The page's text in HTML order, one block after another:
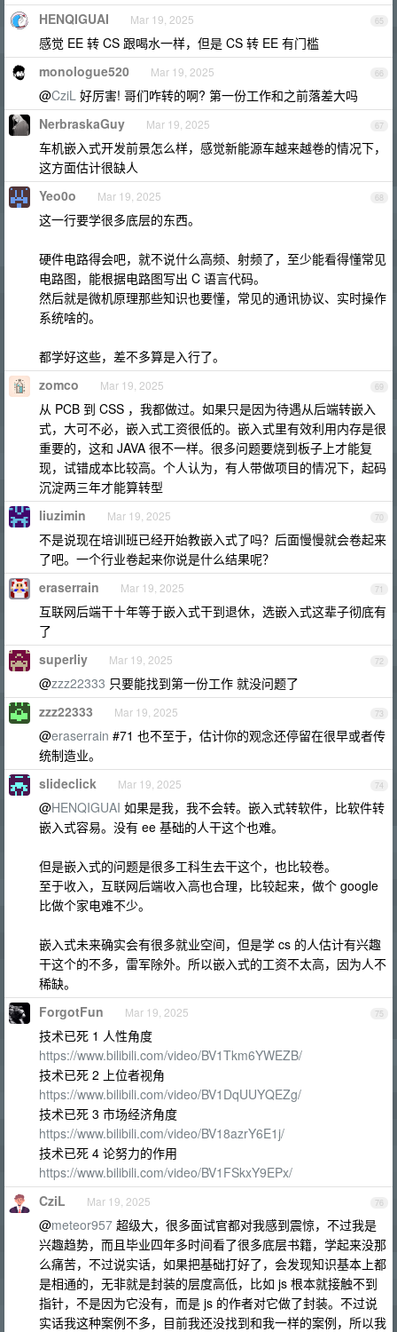
65
HENQIGUAI Mar 19, 2025
感觉 EE 转 CS 跟喝水一样，但是 CS 转 EE 有门槛
66
monologue520 Mar 19, 2025
@CziL 好厉害! 哥们咋转的啊? 第一份工作和之前落差大吗
67
NerbraskaGuy Mar 19, 2025
车机嵌入式开发前景怎么样，感觉新能源车越来越卷的情况下，
这方面估计很缺人
68
Yeo0o Mar 19, 2025
这一行要学很多底层的东西。
硬件电路得会吧，就不说什么高频、射频了，至少能看得懂常见
电路图，能根据电路图写出 C 语言代码。
然后就是微机原理那些知识也要懂，常见的通讯协议、实时操作
系统啥的。
都学好这些，差不多算是入行了。
69
zomco Mar 19, 2025
从 PCB 到 CSS ，我都做过。如果只是因为待遇从后端转嵌入
式，大可不必，嵌入式工资很低的。嵌入式里有效利用内存是很
重要的，这和 JAVA 很不一样。很多问题要烧到板子上才能复
现，试错成本比较高。个人认为，有人带做项目的情况下，起码
沉淀两三年才能算转型
70
liuzimin Mar 19, 2025
不是说现在培训班已经开始教嵌入式了吗？后面慢慢就会卷起来
了吧。一个行业卷起来你说是什么结果呢？
71
eraserrain Mar 19, 2025
互联网后端干十年等于嵌入式干到退休，选嵌入式这辈子彻底有
了
72
superliy Mar 19, 2025
@zzz22333 只要能找到第一份工作 就没问题了
73
zzz22333 Mar 19, 2025
@eraserrain #71 也不至于，估计你的观念还停留在很早或者传
统制造业。
74
slideclick Mar 19, 2025
@HENQIGUAI 如果是我，我不会转。嵌入式转软件，比软件转
嵌入式容易。没有 ee 基础的人干这个也难。
但是嵌入式的问题是很多工科生去干这个，也比较卷。
至于收入，互联网后端收入高也合理，比较起来，做个 google
比做个家电难不少。
嵌入式未来确实会有很多就业空间，但是学 cs 的人估计有兴趣
干这个的不多，雷军除外。所以嵌入式的工资不太高，因为人不
稀缺。
75
ForgotFun Mar 19, 2025
技术已死 1 人性角度
https://www.bilibili.com/video/BV1Tkm6YWEZB/
技术已死 2 上位者视角
https://www.bilibili.com/video/BV1DqUUYQEZg/
技术已死 3 市场经济角度
https://www.bilibili.com/video/BV18azrY6E1j/
技术已死 4 论努力的作用
https://www.bilibili.com/video/BV1FSkxY9EPx/
76
CziL Mar 19, 2025
@meteor957 超级大，很多面试官都对我感到震惊，不过我是
兴趣趋势，而且毕业四年多时间看了很多底层书籍，学起来没那
么痛苦，不过说实话，如果把基础打好了，会发现知识基本上都
是相通的，无非就是封装的层度高低，比如 js 根本就接触不到
指针，不是因为它没有，而是 js 的作者对它做了封装。不过说
实话我这种案例不多，目前我还没找到和我一样的案例，所以我